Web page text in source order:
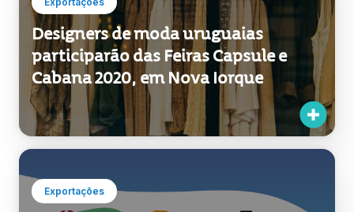
Designers de moda uruguaias
participarão das Feiras Capsule e
Cabana 2020, em Nova Iorque
Exportações